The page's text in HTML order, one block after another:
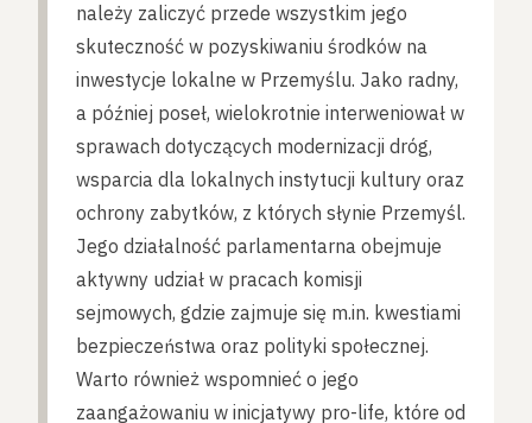
należy zaliczyć przede wszystkim jego
skuteczność w pozyskiwaniu środków na
inwestycje lokalne w Przemyślu. Jako radny,
a później poseł, wielokrotnie interweniował w
sprawach dotyczących modernizacji dróg,
wsparcia dla lokalnych instytucji kultury oraz
ochrony zabytków, z których słynie Przemyśl.
Jego działalność parlamentarna obejmuje
aktywny udział w pracach komisji
sejmowych, gdzie zajmuje się m.in. kwestiami
bezpieczeństwa oraz polityki społecznej.
Warto również wspomnieć o jego
zaangażowaniu w inicjatywy pro-life, które od